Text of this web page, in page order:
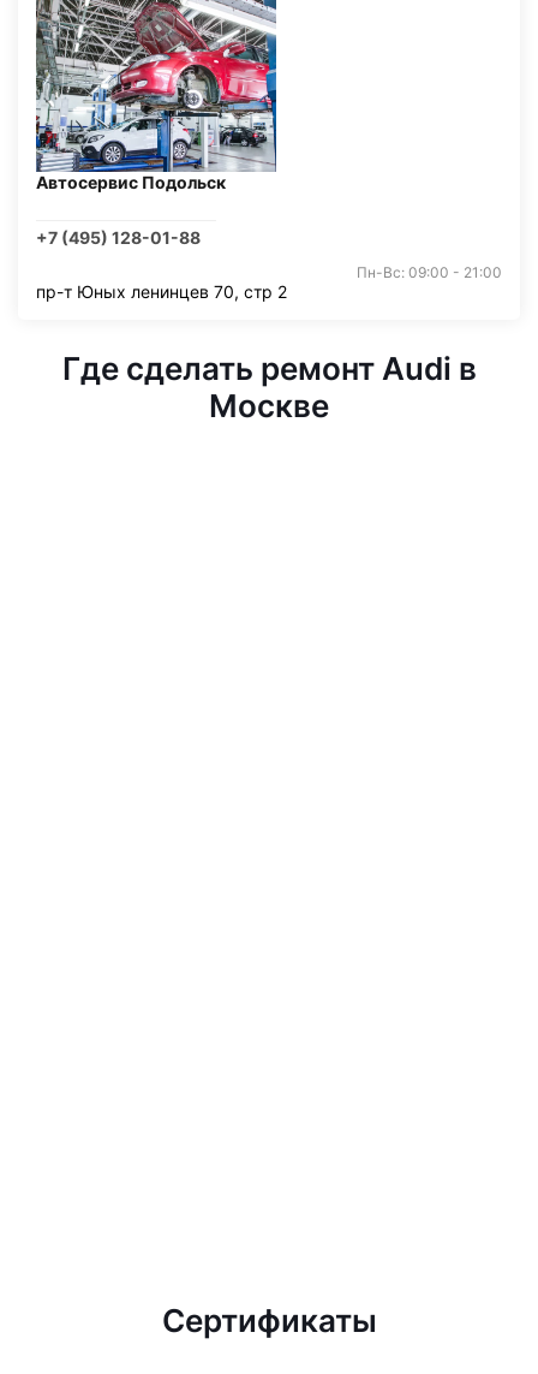
Автосервис Подольск
+7 (495) 128-01-88
Пн-Вс: 09:00 - 21:00
пр-т Юных ленинцев 70, стр 2
Где сделать ремонт Audi в
Москве
Сертификаты